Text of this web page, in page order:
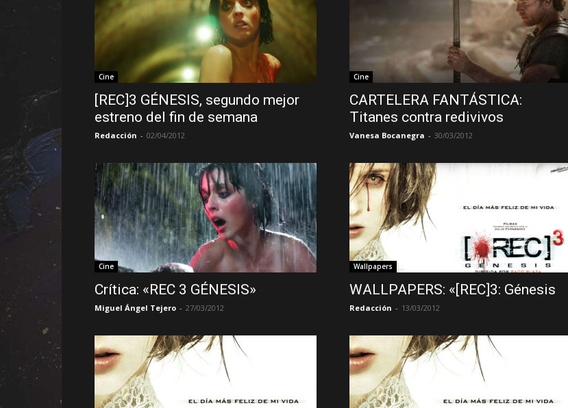
Cine
[REC]3 GÉNESIS, segundo mejor
estreno del fin de semana
Redacción - 02/04/2012
Cine
CARTELERA FANTÁSTICA:
Titanes contra redivivos
Vanesa Bocanegra - 30/03/2012
Cine
Crítica: «REC 3 GÉNESIS»
Miguel Ángel Tejero - 27/03/2012
Wallpapers
WALLPAPERS: «[REC]3: Génesis
Redacción - 13/03/2012